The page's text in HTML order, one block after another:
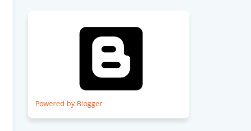
Powered by Blogger